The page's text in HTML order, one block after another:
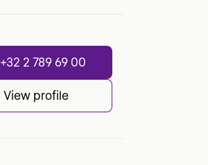
+32 2 789 69 00
View profile